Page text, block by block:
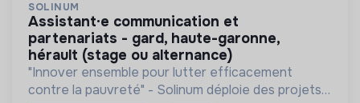
SOLINUM
assistant·e communication et
partenariats - gard, haute-garonne,
hérault (stage ou alternance)
"Innover ensemble pour lutter efficacement
contre la pauvreté" - Solinum déploie des projets